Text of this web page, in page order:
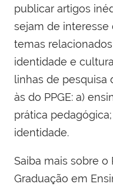
publicar artigos
sejam de interesse
temas
identidade e
linhas de pesquisa
às do PPGE: a)
prática
identidade.
Saiba mais sobre o
Graduação em